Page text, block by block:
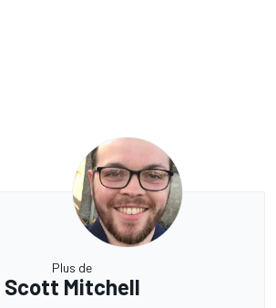
Plus de
Scott Mitchell